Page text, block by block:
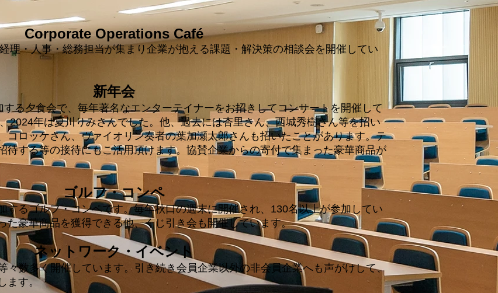
Corporate Operations Café
理・人事・総務担当が集まり企業が抱える課題・解決策の相談会を開催してい
新年会
る夕食会で、毎年著名なエンターテイナーをお招きしてコンサートを開催して
2024年は夏川りみさんでした。他、過去には杏里さん、西城秀樹さん等を招い
コロッケさん、ヴァイオリン奏者の葉加瀬太郎さんも招いたことがあります。テ
待する等の接待にもご活用頂けます。協賛企業からの寄付で集まった豪華商品が
ゴルフ・コンペ
するゴルフ・コンペです。毎年秋口の週末に開催され、130名以上が参加してい
た豪華商品を獲得できる他、くじ引き会も開催しています。
ネットワーク・イベント
々数多く開催しています。引き続き会員企業以外の非会員企業へも声がけして、
ます。